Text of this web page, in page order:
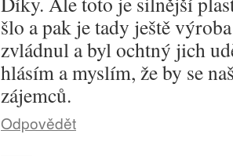
šlo a pak je tady ještě
zvládnul a byl ochtný jich
hlásím a myslím, že by se
zájemců.
Odpovědět